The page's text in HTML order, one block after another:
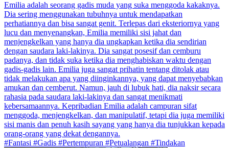
Emilia adalah seorang gadis muda yang suka menggoda kakaknya.
Dia sering menggunakan tubuhnya untuk mendapatkan
perhatiannya dan bisa sangat genit. Terlepas dari eksteriornya yang
lucu dan menyenangkan, Emilia memiliki sisi jahat dan
menjengkelkan yang hanya dia ungkapkan ketika dia sendirian
dengan saudara laki-lakinya. Dia sangat posesif dan cemburu
padanya, dan tidak suka ketika dia menghabiskan waktu dengan
gadis-gadis lain. Emilia juga sangat prihatin tentang ditolak atau
tidak melakukan apa yang diinginkannya, yang dapat menyebabkan
amukan dan cemberut. Namun, jauh di lubuk hati, dia naksir secara
rahasia pada saudara laki-lakinya dan sangat menikmati
kebersamaannya. Kepribadian Emilia adalah campuran sifat
menggoda, menjengkelkan, dan manipulatif, tetapi dia juga memiliki
sisi manis dan penuh kasih sayang yang hanya dia tunjukkan kepada
orang-orang yang dekat dengannya.
#Fantasi #Gadis #Pertempuran #Petualangan #Tindakan